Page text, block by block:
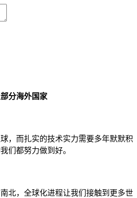
分海外国家
，而扎实的技术实力需要多年默默积
们都努力做到好。
北，全球化进程让我们接触到更多世